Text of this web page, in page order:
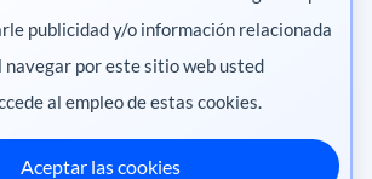
Pharma
México ·
publicidad y/o información relacionada
navegar por este sitio web usted
al empleo de estas cookies.
Aceptar las cookies